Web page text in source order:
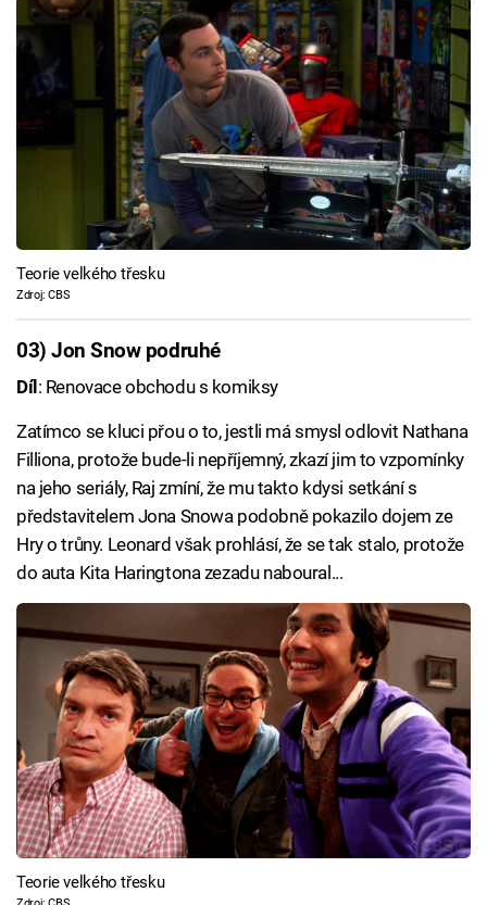
Teorie velkého třesku
Zdroj: CBS
03) Jon Snow podruhé
Díl : Renovace obchodu s komiksy
Zatímco se kluci přou o to, jestli má smysl odlovit Nathana
Filliona, protože bude-li nepříjemný, zkazí jim to vzpomínky
na jeho seriály, Raj zmíní, že mu takto kdysi setkání s
představitelem Jona Snowa podobně pokazilo dojem ze
Hry o trůny. Leonard však prohlásí, že se tak stalo, protože
do auta Kita Haringtona zezadu naboural...
Teorie velkého třesku